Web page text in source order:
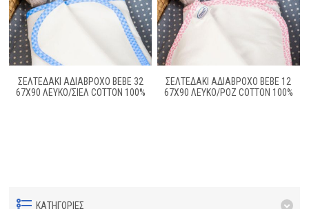
ΣΕΛΤΕΔΑΚΙ ΑΔΙΑΒΡΟΧΟ BEBE 32
67X90 ΛΕΥΚΟ/ΣΙΕΛ COTTON 100%
ΣΕΛΤΕΔΑΚΙ ΑΔΙΑΒΡΟΧΟ BEBE 12
67X90 ΛΕΥΚΟ/ΡΟΖ COTTON 100%
ΚΑΤΗΓΟΡΊΕΣ